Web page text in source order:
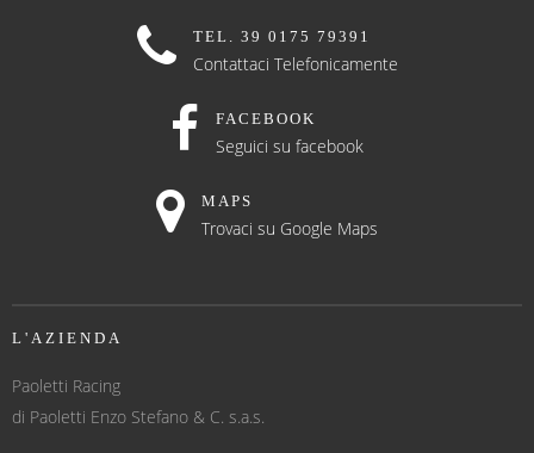
TEL. 39 0175 79391
Contattaci Telefonicamente
FACEBOOK
Seguici su facebook
MAPS
Trovaci su Google Maps
L'AZIENDA
Paoletti Racing
di Paoletti Enzo Stefano & C. s.a.s.